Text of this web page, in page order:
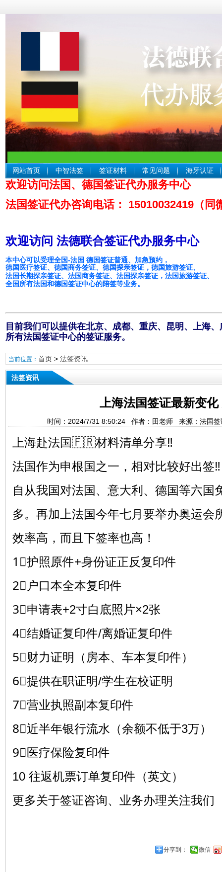
网站首页 中智法签 签证材料 常见问题 海牙认证
欢迎访问法国、德国签证代办服务中心中智
法国签证代办咨询电话： 15010032419（同
欢迎访问 法德联合签证代办服务中心
本中心可以受理全国-法国 德国签证普通、加急预约，
德国医疗签证、德国商务签证、德国探亲签证，德国旅游签证、
法国长期探亲签证、法国商务签证、法国探亲签证，法国旅游签证、
全国所有法国和德国签证中心的陪签等业务。
目前我们可以提供在北京、成都、重庆、昆明、上海
所有法国签证中心的签证服务。
当前位置： 首页> 法签资讯
法签资讯
上海法国签证最新变化
时间：2024/7/31 8:50:24 作者：田老师 来源：法国
上海赴法国🇫🇷材料清单分享‼
法国作为申根国之一，相对比较好出签‼
自从我国对法国、意大利、德国等六国
多。再加上法国今年七月要举办奥运会
效率高，而且下签率也高！
1⃣护照原件+身份证正反复印件
2⃣户口本全本复印件
3⃣申请表+2寸白底照片×2张
4⃣结婚证复印件/离婚证复印件
5⃣财力证明（房本、车本复印件）
6⃣提供在职证明/学生在校证明
7⃣营业执照副本复印件
8⃣近半年银行流水（余额不低于3万）
9⃣医疗保险复印件
10 往返机票订单复印件（英文）
更多关于签证咨询、业务办理关注我们
分享到： 微信